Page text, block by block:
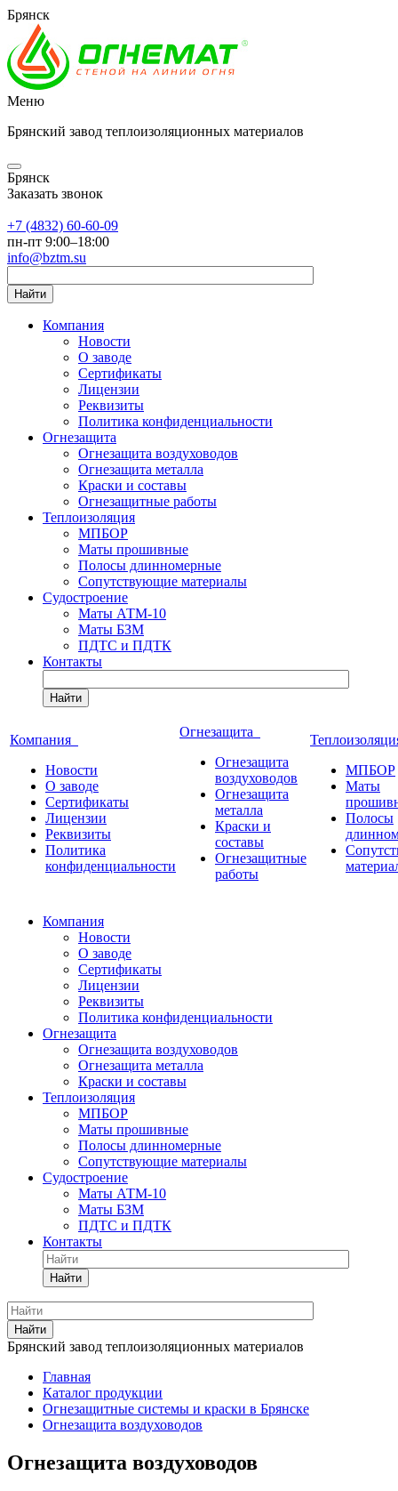
Брянск
Меню
Брянский завод теплоизоляционных материалов
Брянск
Заказать звонок
+7 (4832) 60-60-09
пн-пт 9:00–18:00
info@bztm.su
Найти
Компания
Новости
О заводе
Сертификаты
Лицензии
Реквизиты
Политика конфиденциальности
Огнезащита
Огнезащита воздуховодов
Огнезащита металла
Краски и составы
Огнезащитные работы
Теплоизоляция
МПБОР
Маты прошивные
Полосы длинномерные
Сопутствующие материалы
Судостроение
Маты АТМ-10
Маты БЗМ
ПДТС и ПДТК
Контакты
Найти
Компания
Новости
О заводе
Сертификаты
Лицензии
Реквизиты
Политика
конфиденциальности
Огнезащита
Огнезащита
воздуховодов
Огнезащита
металла
Краски и
составы
Огнезащитные
работы
МПБОР
Маты
Полосы
Компания
Новости
О заводе
Сертификаты
Лицензии
Реквизиты
Политика конфиденциальности
Огнезащита
Огнезащита воздуховодов
Огнезащита металла
Краски и составы
Теплоизоляция
МПБОР
Маты прошивные
Полосы длинномерные
Сопутствующие материалы
Судостроение
Маты АТМ-10
Маты БЗМ
ПДТС и ПДТК
Контакты
Найти
Найти
Брянский завод теплоизоляционных материалов
Главная
Каталог продукции
Огнезащитные системы и краски в Брянске
Огнезащита воздуховодов
Огнезащита воздуховодов